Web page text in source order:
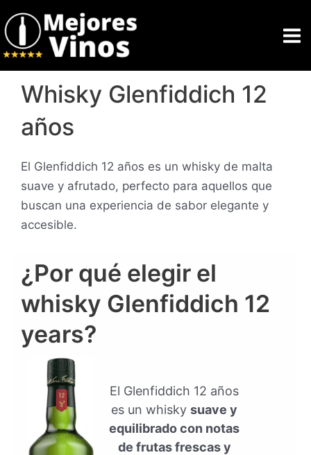
al
contenido
Whisky Glenfiddich 12
años
El Glenfiddich 12 años es un whisky de malta
suave y afrutado, perfecto para aquellos que
buscan una experiencia de sabor elegante y
accesible.
¿Por qué elegir el
whisky Glenfiddich 12
years?
El Glenfiddich 12 años
es un whiskysuave y
equilibrado con notas
de frutas frescas y